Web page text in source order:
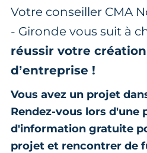
Votre conseiller CMA
- Gironde vous suit à
réussir votre
d’entreprise !
Vous avez un projet
Rendez-vous lors d'une
d'information gratuite
projet et rencontrer de